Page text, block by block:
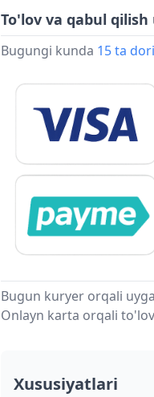
To'lov va qabul
Bugungi kunda 15 ta
Bugun kuryer orqali
Onlayn karta orqali
Xususiyatlari